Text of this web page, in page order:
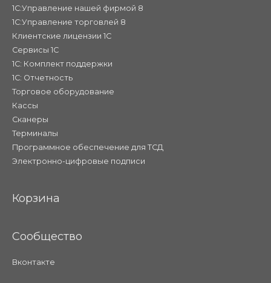
1С:Управление нашей фирмой 8
1С:Управление торговлей 8
Клиентские лицензии 1С
Сервисы 1С
1С: Комплект поддержки
1С: Отчетность
Торговое оборудование
Кассы
Сканеры
Терминалы
Программное обеспечение для ТСД
Электронно-цифровые подписи
Корзина
Сообщество
Вконтакте